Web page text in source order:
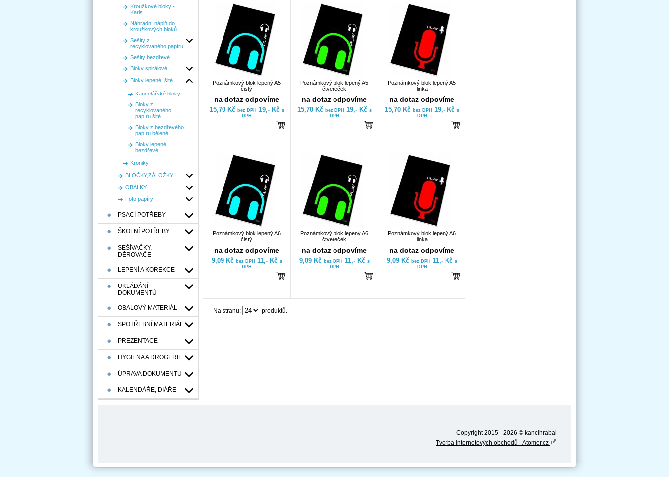
Kroužkové bloky -
Karis
Náhradní náplň do
kroužkových bloků
Sešity z
recyklovaného papíru
Sešity bezdřevé
Bloky spirálové
Bloky lepené, šité.
Kancelářské bloky
Bloky z
recyklovaného
papíru šité
Bloky z bezdřevého
papíru bělené
Bloky lepené
bezdřevé
Kroniky
BLOČKY,ZÁLOŽKY
OBÁLKY
Foto papíry
PSACÍ POTŘEBY
ŠKOLNÍ POTŘEBY
SEŠÍVAČKY,
DĚROVAČE
LEPENÍ A KOREKCE
UKLÁDÁNÍ
DOKUMENTÚ
OBALOVÝ MATERIÁL
SPOTŘEBNÍ MATERIÁL
PREZENTACE
HYGIENA A DROGERIE
ÚPRAVA DOKUMENTŮ
KALENDÁŘE, DIÁŘE
Poznámkový blok lepený A5
čistý
na dotaz odpovíme
15,70 Kč bez DPH 19,- Kč s
DPH
Poznámkový blok lepený A5
čtvereček
na dotaz odpovíme
15,70 Kč bez DPH 19,- Kč s
DPH
Poznámkový blok lepený A5
linka
na dotaz odpovíme
15,70 Kč bez DPH 19,- Kč s
DPH
Poznámkový blok lepený A6
čistý
na dotaz odpovíme
9,09 Kč bez DPH 11,- Kč s
DPH
Poznámkový blok lepený A6
čtvereček
na dotaz odpovíme
9,09 Kč bez DPH 11,- Kč s
DPH
Poznámkový blok lepený A6
linka
na dotaz odpovíme
9,09 Kč bez DPH 11,- Kč s
DPH
Na stranu: produktů.
Copyright 2015 - 2026 © kanclhrabal
Tvorba internetových obchodů - Atomer.cz